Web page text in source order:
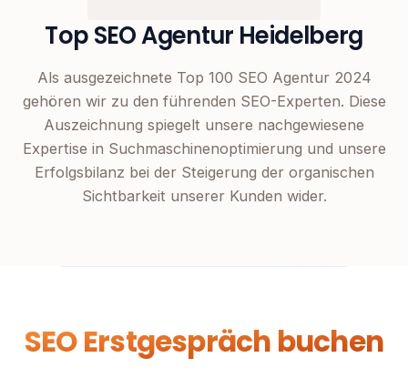
Top SEO Agentur Heidelberg
Als ausgezeichnete Top 100 SEO Agentur 2024
gehören wir zu den führenden SEO-Experten. Diese
Auszeichnung spiegelt unsere nachgewiesene
Expertise in Suchmaschinenoptimierung und unsere
Erfolgsbilanz bei der Steigerung der organischen
Sichtbarkeit unserer Kunden wider.
SEO Erstgespräch buchen